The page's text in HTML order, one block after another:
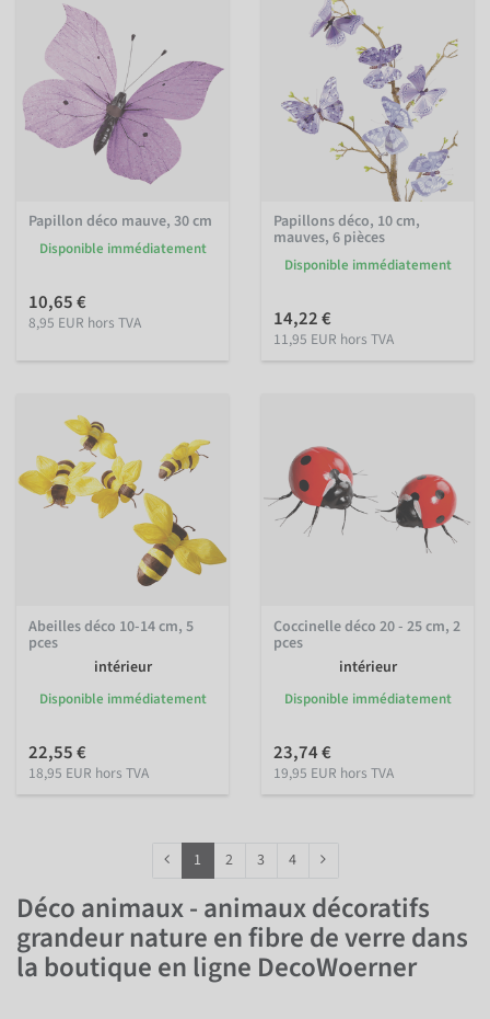
Papillon déco mauve, 30 cm
Disponible immédiatement
10,65 €
8,95 EUR hors TVA
Papillons déco, 10 cm,
mauves, 6 pièces
Disponible immédiatement
14,22 €
11,95 EUR hors TVA
Abeilles déco 10-14 cm, 5
pces
intérieur
Disponible immédiatement
22,55 €
18,95 EUR hors TVA
Coccinelle déco 20 - 25 cm, 2
pces
intérieur
Disponible immédiatement
23,74 €
19,95 EUR hors TVA
1 2 3 4
Déco animaux - animaux décoratifs
grandeur nature en fibre de verre dans
la boutique en ligne DecoWoerner